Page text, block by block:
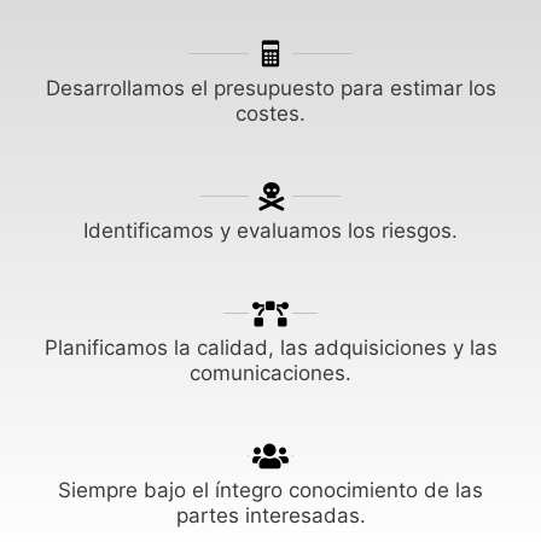
Desarrollamos el presupuesto para estimar los
costes.
Identificamos y evaluamos los riesgos.
Planificamos la calidad, las adquisiciones y las
comunicaciones.
Siempre bajo el íntegro conocimiento de las
partes interesadas.